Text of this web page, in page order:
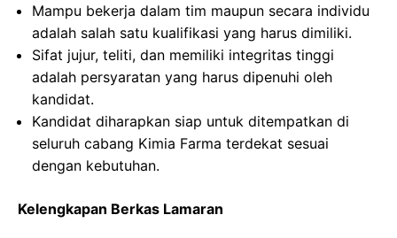
Mampu bekerja dalam tim maupun secara individu
adalah salah satu kualifikasi yang harus dimiliki.
Sifat jujur, teliti, dan memiliki integritas tinggi
adalah persyaratan yang harus dipenuhi oleh
kandidat.
Kandidat diharapkan siap untuk ditempatkan di
seluruh cabang Kimia Farma terdekat sesuai
dengan kebutuhan.
Kelengkapan Berkas Lamaran